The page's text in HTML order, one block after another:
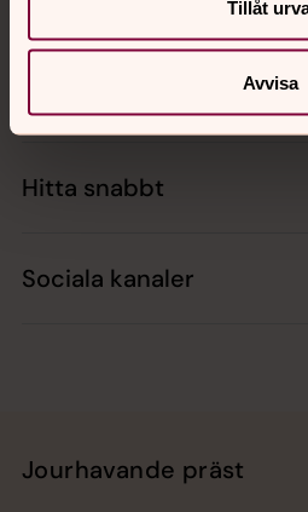
Tillåt
Avvisa
Hitta snabbt
Sociala kanaler
Jourhavande präst